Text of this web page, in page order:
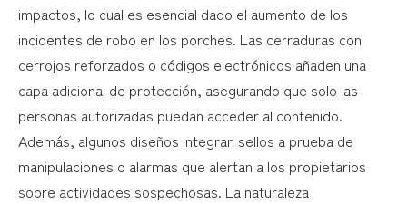
impactos, lo cual es esencial dado el aumento de los
incidentes de robo en los porches. Las cerraduras con
cerrojos reforzados o códigos electrónicos añaden una
capa adicional de protección, asegurando que solo las
personas autorizadas puedan acceder al contenido.
Además, algunos diseños integran sellos a prueba de
manipulaciones o alarmas que alertan a los propietarios
sobre actividades sospechosas. La naturaleza